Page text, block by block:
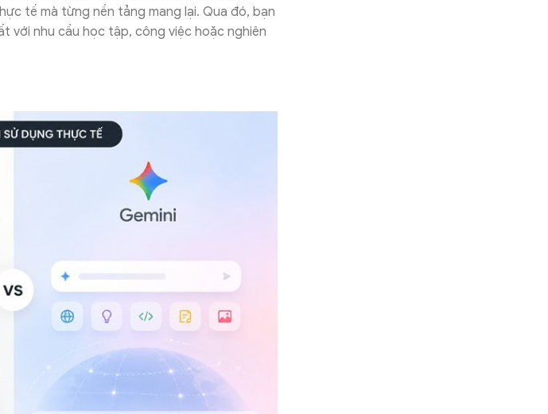
tế mà từng nền tảng mang lại. Qua đó, bạn
với nhu cầu học tập, công việc hoặc nghiên